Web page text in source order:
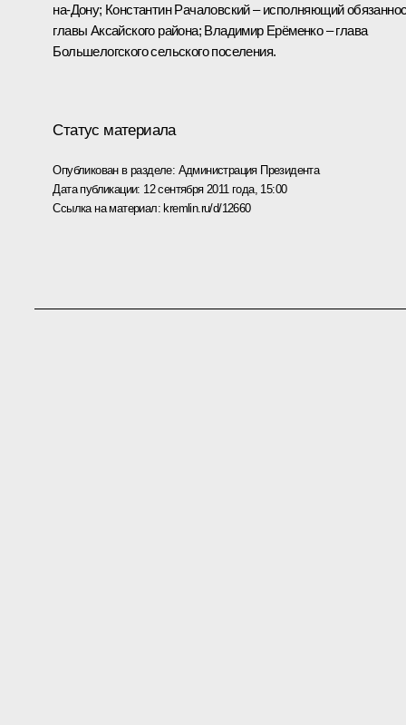
на-Дону; Константин Рачаловский – исполняющий
главы Аксайского района; Владимир Ерёменко – глава
Большелогского сельского поселения.
Статус материала
Опубликован в разделе: Администрация Президента
Дата публикации: 12 сентября 2011 года, 15:00
Ссылка на материал: kremlin.ru/d/12660